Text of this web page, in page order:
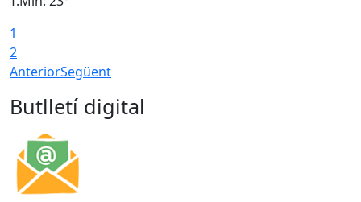
1
2
AnteriorSegüent
Butlletí digital